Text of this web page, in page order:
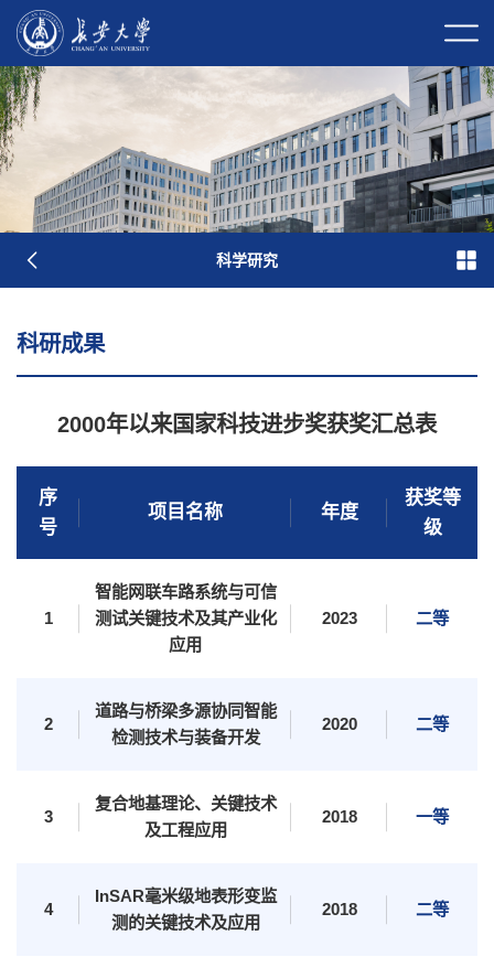
长大映像
党群部门 行政部门 直附属单位
科学研究
科研成果
2000年以来国家科技进步奖获奖汇总表
序
号
项目名称 年度
获奖等
级
1
智能网联车路系统与可信
测试关键技术及其产业化
应用
2023 二等
2
道路与桥梁多源协同智能
检测技术与装备开发
2020 二等
3
复合地基理论、关键技术
及工程应用
2018 一等
4
InSAR毫米级地表形变监
测的关键技术及应用
2018 二等